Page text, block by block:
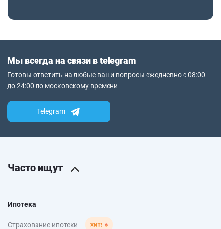
Мы всегда на связи в telegram
Готовы ответить на любые ваши вопросы ежедневно с 08:00
до 24:00 по московскому времени
Telegram
Часто ищут
Ипотека
Страхование ипотеки